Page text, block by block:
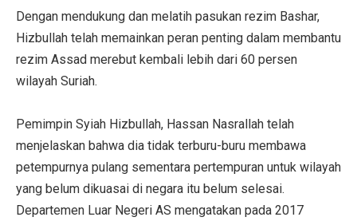
Dengan mendukung dan melatih pasukan rezim Bashar,
Hizbullah telah memainkan peran penting dalam membantu
rezim Assad merebut kembali lebih dari 60 persen
wilayah Suriah.
Pemimpin Syiah Hizbullah, Hassan Nasrallah telah
menjelaskan bahwa dia tidak terburu-buru membawa
petempurnya pulang sementara pertempuran untuk wilayah
yang belum dikuasai di negara itu belum selesai.
Departemen Luar Negeri AS mengatakan pada 2017